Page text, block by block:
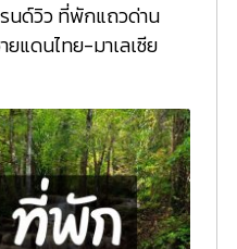
นด์วิว ที่พักแถวด่าน
ยแดนไทย-มาเลเซีย